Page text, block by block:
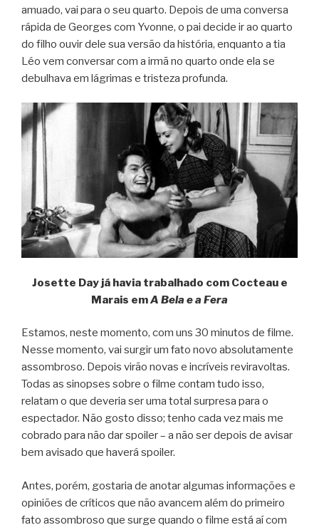
amuado, vai para o seu quarto. Depois de uma conversa
rápida de Georges com Yvonne, o pai decide ir ao quarto
do filho ouvir dele sua versão da história, enquanto a tia
Léo vem conversar com a irmã no quarto onde ela se
debulhava em lágrimas e tristeza profunda.
Josette Day já havia trabalhado com Cocteau e
Marais emA Bela e a Fera
Estamos, neste momento, com uns 30 minutos de filme.
Nesse momento, vai surgir um fato novo absolutamente
assombroso. Depois virão novas e incríveis reviravoltas.
Todas as sinopses sobre o filme contam tudo isso,
relatam o que deveria ser uma total surpresa para o
espectador. Não gosto disso; tenho cada vez mais me
cobrado para não dar spoiler – a não ser depois de avisar
bem avisado que haverá spoiler.
Antes, porém, gostaria de anotar algumas informações e
opiniões de críticos que não avancem além do primeiro
fato assombroso que surge quando o filme está aí com